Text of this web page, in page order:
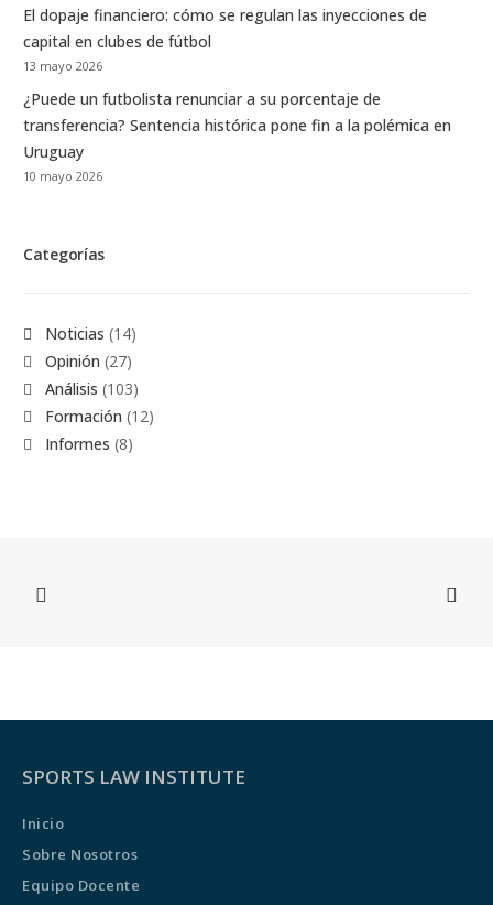
El dopaje financiero: cómo se regulan las inyecciones de
capital en clubes de fútbol
13 mayo 2026
¿Puede un futbolista renunciar a su porcentaje de
transferencia? Sentencia histórica pone fin a la polémica en
Uruguay
10 mayo 2026
Categorías
Noticias (14)
Opinión (27)
Análisis (103)
Formación (12)
Informes (8)
SPORTS LAW INSTITUTE
Inicio
Sobre Nosotros
Equipo Docente